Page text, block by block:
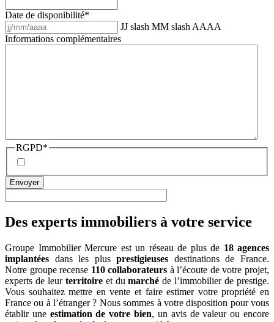
Date de disponibilité*
JJ slash MM slash AAAA
Informations complémentaires
RGPD*
Des experts immobiliers à votre service
Groupe Immobilier Mercure est un réseau de plus de 18 agences
implantées dans les plusprestigieuses destinations de France.
Notre groupe recense 110 collaborateurs à l’écoute de votre projet,
experts de leur territoireet dumarché de l’immobilier de prestige.
Vous souhaitez mettre en vente et faire estimer votre propriété en
France ou à l’étranger ? Nous sommes à votre disposition pour vous
établir une estimation de votre bien, un avis de valeur ou encore